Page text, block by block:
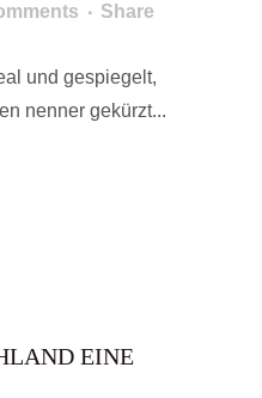
Share
und gespiegelt,
nenner gekürzt...
EINE